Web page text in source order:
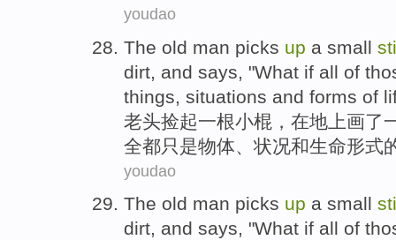
youdao
The old man picks up a small
dirt and says , "What if all of
things situations and forms of
老头捡起一根小棍， 在地上画了
全都只是物体 、状况和生命形式
youdao
The old man picks up a small
dirt, and says, "What if all of